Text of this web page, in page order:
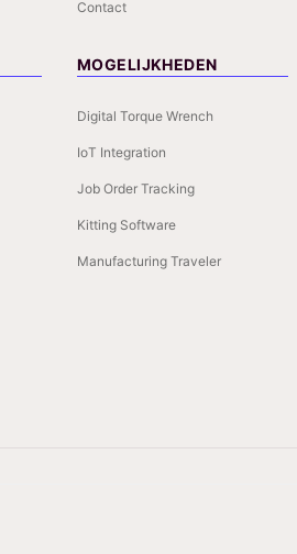
Contact
MOGELIJKHEDEN
Digital Torque Wrench
IoT Integration
Job Order Tracking
Kitting Software
Manufacturing Traveler